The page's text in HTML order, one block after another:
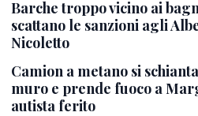
Barche troppo vicino ai
scattano le sanzioni agli
Nicoletto
Camion a metano si
muro e prende fuoco a
autista ferito